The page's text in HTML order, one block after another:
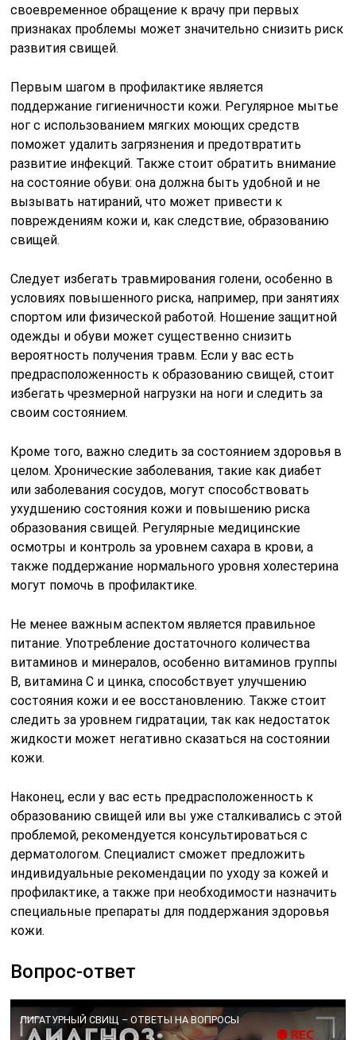
своевременное обращение к врачу при первых
признаках проблемы может значительно снизить риск
развития свищей.
Первым шагом в профилактике является
поддержание гигиеничности кожи. Регулярное мытье
ног с использованием мягких моющих средств
поможет удалить загрязнения и предотвратить
развитие инфекций. Также стоит обратить внимание
на состояние обуви: она должна быть удобной и не
вызывать натираний, что может привести к
повреждениям кожи и, как следствие, образованию
свищей.
Следует избегать травмирования голени, особенно в
условиях повышенного риска, например, при занятиях
спортом или физической работой. Ношение защитной
одежды и обуви может существенно снизить
вероятность получения травм. Если у вас есть
предрасположенность к образованию свищей, стоит
избегать чрезмерной нагрузки на ноги и следить за
своим состоянием.
Кроме того, важно следить за состоянием здоровья в
целом. Хронические заболевания, такие как диабет
или заболевания сосудов, могут способствовать
ухудшению состояния кожи и повышению риска
образования свищей. Регулярные медицинские
осмотры и контроль за уровнем сахара в крови, а
также поддержание нормального уровня холестерина
могут помочь в профилактике.
Не менее важным аспектом является правильное
питание. Употребление достаточного количества
витаминов и минералов, особенно витаминов группы
B, витамина C и цинка, способствует улучшению
состояния кожи и ее восстановлению. Также стоит
следить за уровнем гидратации, так как недостаток
жидкости может негативно сказаться на состоянии
кожи.
Наконец, если у вас есть предрасположенность к
образованию свищей или вы уже сталкивались с этой
проблемой, рекомендуется консультироваться с
дерматологом. Специалист сможет предложить
индивидуальные рекомендации по уходу за кожей и
профилактике, а также при необходимости назначить
специальные препараты для поддержания здоровья
кожи.
Вопрос-ответ
ЛИГАТУРНЫЙ СВИЩ – ОТВЕТЫ НА ВОПРОСЫ